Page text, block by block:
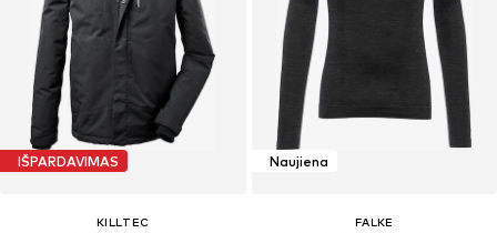
IŠPARDAVIMAS
KILLTEC
Naujiena
FALKE